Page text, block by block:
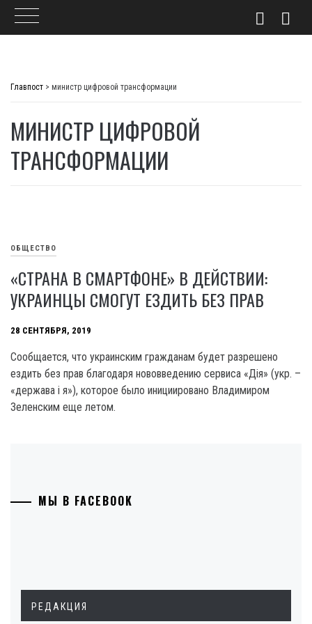
Главпост > министр цифровой трансформации
МИНИСТР ЦИФРОВОЙ
ТРАНСФОРМАЦИИ
ОБЩЕСТВО
«СТРАНА В СМАРТФОНЕ» В ДЕЙСТВИИ:
УКРАИНЦЫ СМОГУТ ЕЗДИТЬ БЕЗ ПРАВ
28 СЕНТЯБРЯ, 2019
Сообщается, что украинским гражданам будет разрешено
ездить без прав благодаря нововведению сервиса «Дія» (укр. –
«держава і я»), которое было инициировано Владимиром
Зеленским еще летом.
МЫ В FACEBOOK
РЕДАКЦИЯ